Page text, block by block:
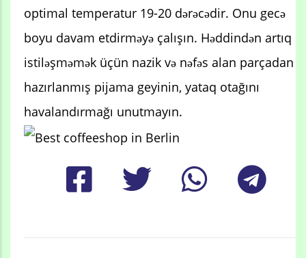
optimal temperatur 19-20 dərəcədir. Onu gecə
boyu davam etdirməyə çalışın. Həddindən artıq
istiləşməmək üçün nazik və nəfəs alan parçadan
hazırlanmış pijama geyinin, yataq otağını
havalandırmağı unutmayın.